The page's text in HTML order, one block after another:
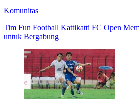
Komunitas
Tim Fun Football Kattikatti FC Open
untuk Bergabung